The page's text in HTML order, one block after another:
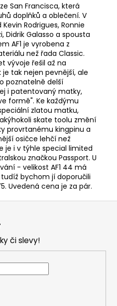
San Francisca, která
doplňků a oblečení. V
Rodrigues, Ronnie
Didrik Galasso a spousta
AF1 je vyrobena z
než řada Classic.
vývoje řešil až na
tak nejen pevnější, ale
poznatelně delší
i patentovaný matky,
formě". Ke každýmu
zlatou matku,
skate toolu změní
provrtanému kingpinu a
osičce lehčí než
je i v týhle special limited
značkou Passport. U
- velikost AF1 44 má
bychom jí doporučili
Uvedená cena je za pár.
či slevy!